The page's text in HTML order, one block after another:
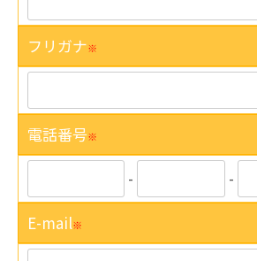
フリガナ※
電話番号※
-
-
E-mail※